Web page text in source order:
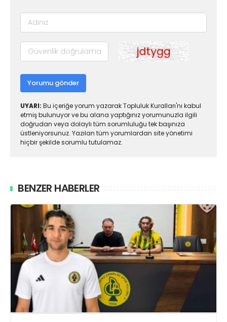
Yorumu gönder
UYARI: Bu içeriğe yorum yazarak Topluluk Kuralları'nı kabul
etmiş bulunuyor ve bu alana yaptığınız yorumunuzla ilgili
doğrudan veya dolaylı tüm sorumluluğu tek başınıza
üstleniyorsunuz. Yazılan tüm yorumlardan site yönetimi
hiçbir şekilde sorumlu tutulamaz.
BENZER HABERLER